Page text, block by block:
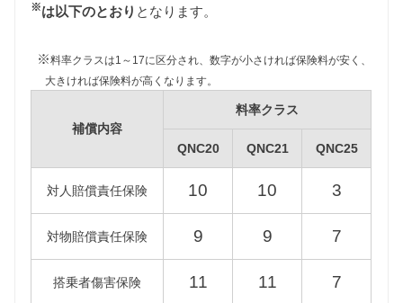
すべて同じ課税グレード（1000〜1500cc）に該当し
また環境負荷の観点から新車登録後13年が経過した2
代目bBの自動車税は約15%増額されますが、維持費
は標準税額をもとに算出しています。
標準税額 13年経過
QNC20
QNC25
※は以下のとおり となります。
※料率クラスは1～17に区分され、数字が小さければ保険料が安く、
大きければ保険料が高くなります。
補償内容
料率クラス
QNC20 QNC21 QNC25
対人賠償責任保険 10 10 3
対物賠償責任保険 9 9 7
搭乗者傷害保険 11 11 7